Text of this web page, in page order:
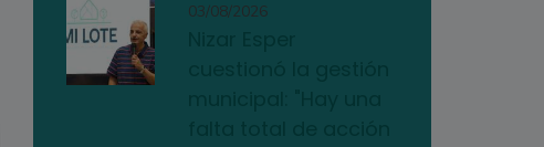
03/08/2026